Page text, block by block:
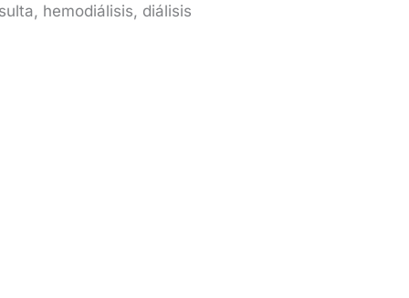
hemodiálisis, diálisis